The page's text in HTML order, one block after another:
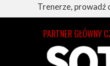
Trenerze, prowadź
PARTNER GŁÓWNY